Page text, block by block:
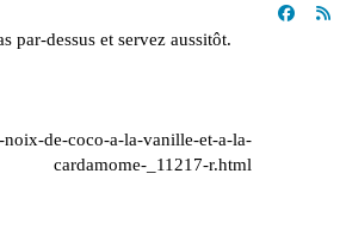
par-dessus et servez aussitôt.
noix-de-coco-a-la-vanille-et-a-la-
cardamome-_11217-r.html